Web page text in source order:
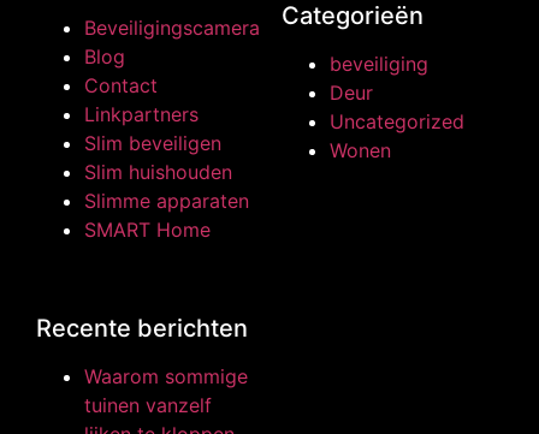
Beveiligingscamera
Blog
Contact
Linkpartners
Slim beveiligen
Slim huishouden
Slimme apparaten
SMART Home
Categorieën
beveiliging
Deur
Uncategorized
Wonen
Recente berichten
Waarom sommige
tuinen vanzelf